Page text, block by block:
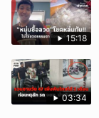
15:18
03:34